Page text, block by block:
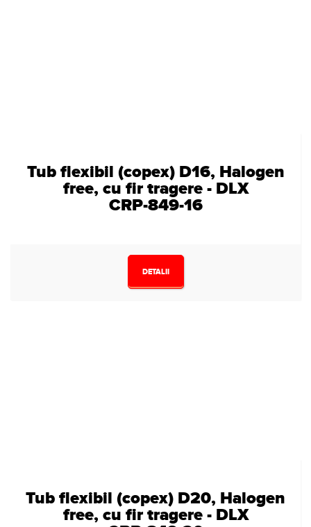
Tub flexibil (copex) D16, Halogen
free, cu fir tragere - DLX
CRP-849-16
DETALII
Tub flexibil (copex) D20, Halogen
free, cu fir tragere - DLX